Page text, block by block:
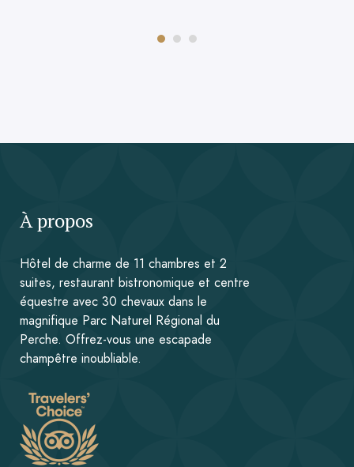
À propos
Hôtel de charme de 11 chambres et 2
suites, restaurant bistronomique et centre
équestre avec 30 chevaux dans le
magnifique Parc Naturel Régional du
Perche. Offrez-vous une escapade
champêtre inoubliable.